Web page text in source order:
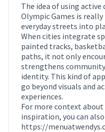
The idea of using active
Olympic Games is
everyday streets into
When cities integrate
painted tracks,
paths, it not only
strengthens
identity. This kind of
go beyond visuals and
experiences.
For more context
inspiration, you can
https://